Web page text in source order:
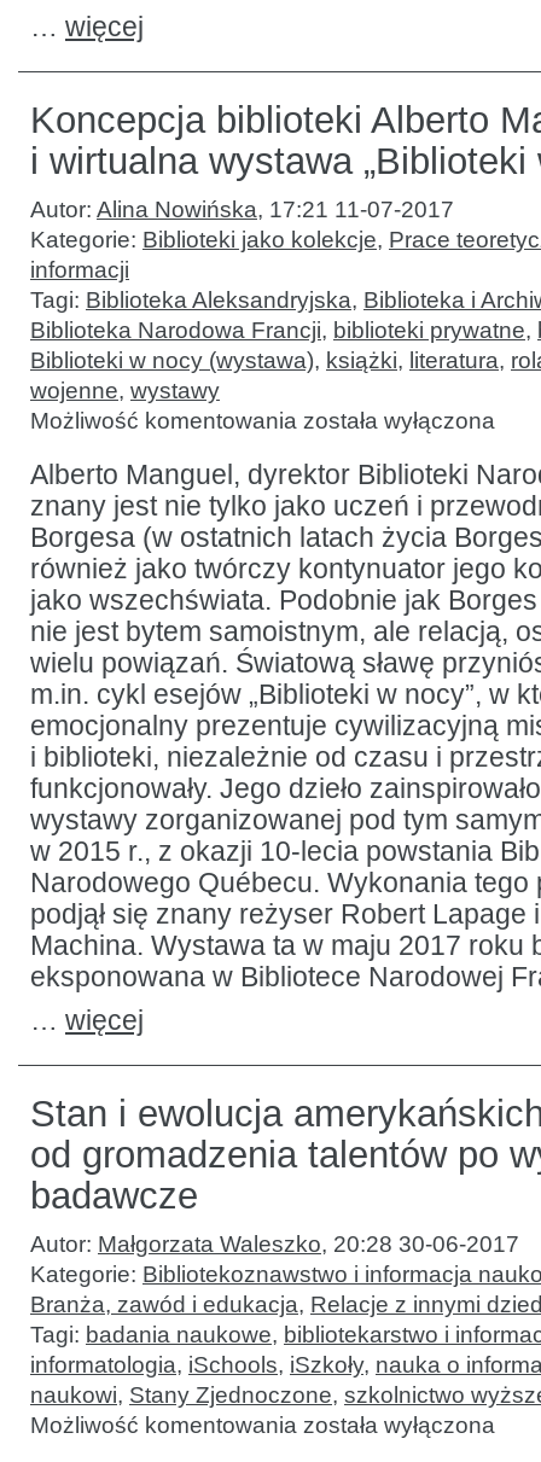
… więcej
Koncepcja biblioteki Alberto
i wirtualna wystawa „Biblioteki
Autor: Alina Nowińska, 17:21 11-07-2017
Kategorie: Biblioteki jako kolekcje, Prace
informacji
Tagi: Biblioteka Aleksandryjska, Biblioteka i
Biblioteka Narodowa Francji, biblioteki prywatne,
Biblioteki w nocy (wystawa), książki, literatura,
wojenne, wystawy
Możliwość komentowania Koncepcja
biblioteki
Manguela
i wirtualna
wystawa
w nocy”
została wyłączona
Alberto Manguel, dyrektor Biblioteki
znany jest nie tylko jako uczeń i
Borgesa (w ostatnich latach życia
również jako twórczy kontynuator jego
jako wszechświata. Podobnie jak
nie jest bytem samoistnym, ale relacją,
wielu powiązań. Światową sławę
m.in. cykl esejów „Biblioteki w nocy”, w
emocjonalny prezentuje cywilizacyjną
i biblioteki, niezależnie od czasu i
funkcjonowały. Jego dzieło
wystawy zorganizowanej pod tym
w 2015 r., z okazji 10-lecia powstania
Narodowego Québecu. Wykonania tego
podjął się znany reżyser Robert Lapage
Machina. Wystawa ta w maju 2017 roku
eksponowana w Bibliotece Narodowej
… więcej
Stan i ewolucja
od gromadzenia talentów po
badawcze
Autor: Małgorzata Waleszko, 20:28 30-06-2017
Kategorie: Bibliotekoznawstwo i informacja
Branża, zawód i edukacja, Relacje z innymi
Tagi: badania naukowe, bibliotekarstwo i
informatologia, iSchools, iSzkoły, nauka o
naukowi, Stany Zjednoczone, szkolnictwo
Możliwość komentowania Stan
i ewolucja
została wyłączona